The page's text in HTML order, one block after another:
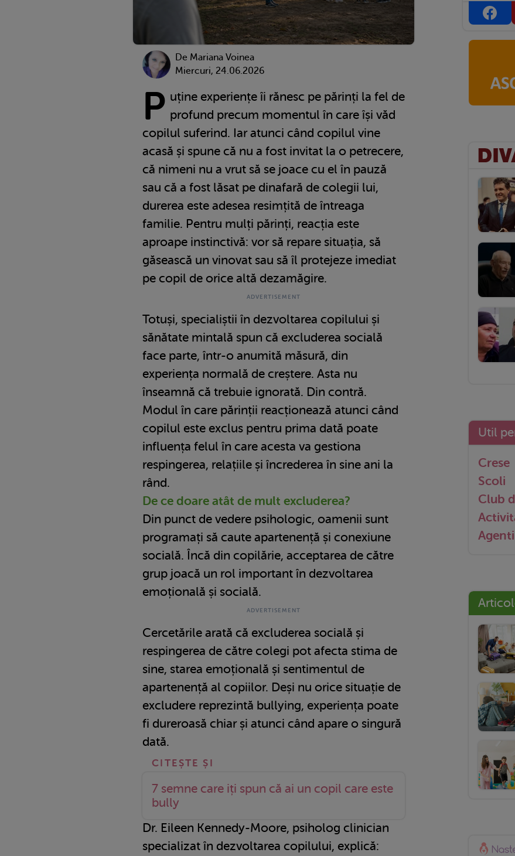
De Mariana Voinea
Miercuri, 24.06.2026
P uține experiențe îi rănesc pe părinți la fel de
profund precum momentul în care își văd
copilul suferind. Iar atunci când copilul vine
acasă și spune că nu a fost invitat la o petrecere,
că nimeni nu a vrut să se joace cu el în pauză
sau că a fost lăsat pe dinafară de colegii lui,
durerea este adesea resimțită de întreaga
familie. Pentru mulți părinți, reacția este
aproape instinctivă: vor să repare situația, să
găsească un vinovat sau să îl protejeze imediat
pe copil de orice altă dezamăgire.
Totuși, specialiștii în dezvoltarea copilului și
sănătate mintală spun că excluderea socială
face parte, într-o anumită măsură, din
experiența normală de creștere. Asta nu
înseamnă că trebuie ignorată. Din contră.
Modul în care părinții reacționează atunci când
copilul este exclus pentru prima dată poate
influența felul în care acesta va gestiona
respingerea, relațiile și încrederea în sine ani la
rând.
De ce doare atât de mult excluderea?
Din punct de vedere psihologic, oamenii sunt
programați să caute apartenență și conexiune
socială. Încă din copilărie, acceptarea de către
grup joacă un rol important în dezvoltarea
emoțională și socială.
Cercetările arată că excluderea socială și
respingerea de către colegi pot afecta stima de
sine, starea emoțională și sentimentul de
apartenență al copiilor. Deși nu orice situație de
excludere reprezintă bullying, experiența poate
fi dureroasă chiar și atunci când apare o singură
dată.
7 semne care iți spun că ai un copil care este
bully
Dr. Eileen Kennedy-Moore, psiholog clinician
specializat în dezvoltarea copilului, explică:
Util
Crese
Scoli
Club